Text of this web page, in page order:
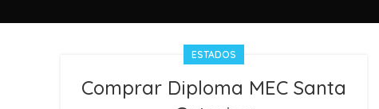
ESTADOS
Comprar Diploma MEC Santa